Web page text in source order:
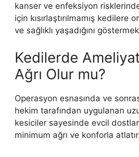
kanser ve enfeksiyon
için kısırlaştırılmamış kedilere
ve sağlıklı yaşadığını
Kedilerde
Ağrı Olur mu?
Operasyon esnasında ve
hekim tarafından uygulanan
kesiciler sayesinde evcil
minimum ağrı ve konforla